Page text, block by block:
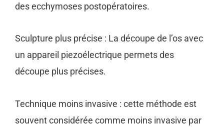
des ecchymoses postopératoires.
Sculpture plus précise : La découpe de l’os avec
un appareil piezoélectrique permets des
découpe plus précises.
Technique moins invasive : cette méthode est
souvent considérée comme moins invasive par